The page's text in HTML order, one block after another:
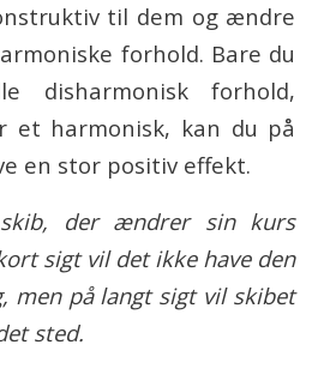
til dem og ændre
forhold. Bare du
disharmonisk forhold,
et harmonisk, kan du på
en stor positiv effekt.
der ændrer sin kurs
sigt vil det ikke have den
men på langt sigt vil skibet
sted.